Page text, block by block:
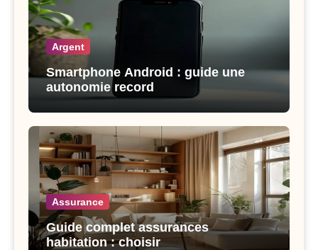
Argent
Smartphone Android : guide une
autonomie record
Assurance
Guide complet assurances
habitation : choisir